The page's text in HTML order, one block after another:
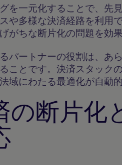
を一元化することで、先
や多様な決済経路を利用
がちな断片化の問題を効
パートナーの役割は、あ
ことです。決済スタック
域にわたる最適化が自動
の断片化